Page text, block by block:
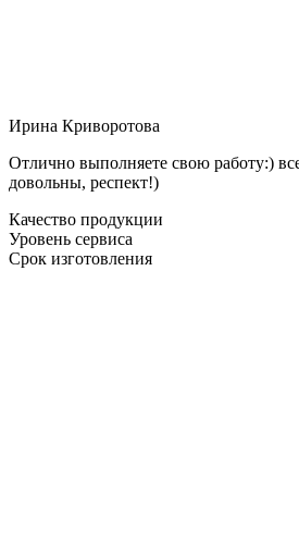
Ирина Криворотова
Отлично выполняете свою работу:)
довольны, респект!)
Качество продукции
Уровень сервиса
Срок изготовления